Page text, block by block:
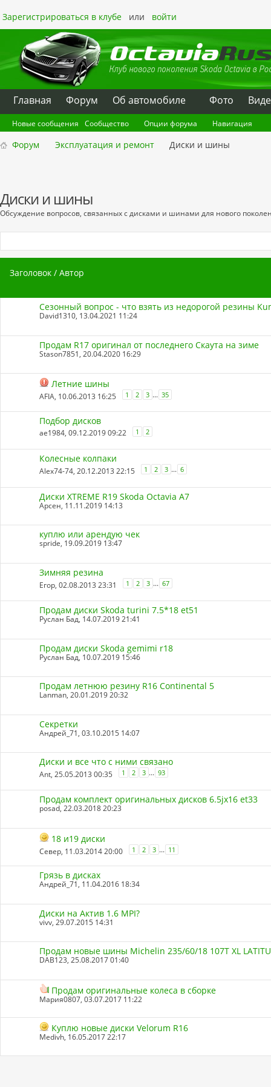
Зарегистрироваться в клубе или войти
Главная Форум Oб автомобиле Фото
Новые сообщения Сообщество Опции форума Навигация
Форум Эксплуатация и ремонт Диски и шины
Диски и шины
Обсуждение вопросов, связанных с дисками и шинами для нового
Заголовок / Автор
Сезонный вопрос - что взять из недорогой резины
David1310, 13.04.2021 11:24
Продам R17 оригинал от последнего Скаута на зиме
Stason7851, 20.04.2020 16:29
Летние шины
AFIA, 10.06.2013 16:25 1 2 3 ... 35
Подбор дисков
ae1984, 09.12.2019 09:22 1 2
Колесные колпаки
Alex74-74, 20.12.2013 22:15 1 2 3 ... 6
Диски XTREME R19 Skoda Octavia A7
Арсен, 11.11.2019 14:13
куплю или арендую чек
spride, 19.09.2019 13:47
Зимняя резина
Егор, 02.08.2013 23:31 1 2 3 ... 67
Продам диски Skoda turini 7.5*18 et51
Руслан Бад, 14.07.2019 21:41
Продам диски Skoda gemimi r18
Руслан Бад, 10.07.2019 15:46
Продам летнюю резину R16 Continental 5
Lanman, 20.01.2019 20:32
Секретки
Андрей_71, 03.10.2015 14:07
Диски и все что с ними связано
Ant, 25.05.2013 00:35 1 2 3 ... 93
Продам комплект оригинальных дисков 6.5jх16 et33
posad, 22.03.2018 20:23
18 и19 диски
Север, 11.03.2014 20:00 1 2 3 ... 11
Грязь в дисках
Андрей_71, 11.04.2016 18:34
Диски на Актив 1.6 MPI?
vivv, 29.07.2015 14:31
Продам новые шины Michelin 235/60/18 107T XL
DAB123, 25.08.2017 01:40
Продам оригинальные колеса в сборке
Мария0807, 03.07.2017 11:22
Куплю новые диски Velorum R16
Medivh, 16.05.2017 22:17